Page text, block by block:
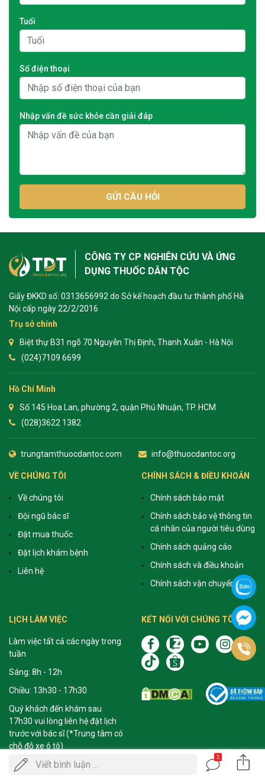
Tuổi
Số điện thoại
Nhập vấn đề sức khỏe cần giải đáp
GỬI CÂU HỎI
Viết bình luận ...
1
CÔNG TY CP NGHIÊN CỨU VÀ ỨNG
DỤNG THUỐC DÂN TỘC
Giấy ĐKKD số: 0313656992 do Sở kế hoạch đầu tư thành phố Hà
Nội cấp ngày 22/2/2016
Trụ sở chính
Biệt thự B31 ngõ 70 Nguyễn Thị Định, Thanh Xuân - Hà Nội
(024)7109 6699
Hồ Chí Minh
Số 145 Hoa Lan, phường 2, quận Phú Nhuận, TP. HCM
(028)3622 1382
trungtamthuocdantoc.com info@thuocdantoc.org
VỀ CHÚNG TÔI
Về chúng tôi
Đội ngũ bác sĩ
Đặt mua thuốc
Đặt lịch khám bệnh
Liên hệ
CHÍNH SÁCH & ĐIỀU KHOẢN
Chính sách bảo mật
Chính sách bảo vệ thông tin
cá nhân của người tiêu dùng
Chính sách quảng cáo
Chính sách và điều khoản
Chính sách vận chuyển
LỊCH LÀM VIỆC
Làm việc tất cả các ngày trong
tuần
Sáng: 8h - 12h
Chiều: 13h30 - 17h30
Quý khách đến khám sau
17h30 vui lòng liên hệ đặt lịch
trước với bác sĩ (*Trung tâm có
chỗ đỗ xe ô tô)
Giám Đốc dịch vụ khách hàng:
KẾT NỐI VỚI CHÚNG TÔI
Gọi
ĐẶT LỊCH KHÁM